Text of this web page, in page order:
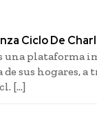
Ciclo De
una plataforma
sus hogares,
[…]